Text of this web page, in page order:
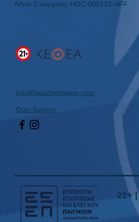
Άδεια Συνεργάτη: HGC-000122-AFF
info@beatthebooker.com
Όροι Χρήσης
21+